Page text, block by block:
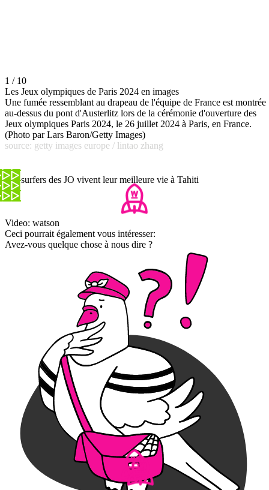
1 / 10
Les Jeux olympiques de Paris 2024 en images
Une fumée ressemblant au drapeau de l'équipe de France est montrée
au-dessus du pont d'Austerlitz lors de la cérémonie d'ouverture des
Jeux olympiques Paris 2024, le 26 juillet 2024 à Paris, en France.
(Photo par Lars Baron/Getty Images)
source: getty images europe / lintao zhang
Les surfers des JO vivent leur meilleure vie à Tahiti
Video: watson
Ceci pourrait également vous intéresser:
Avez-vous quelque chose à nous dire ?